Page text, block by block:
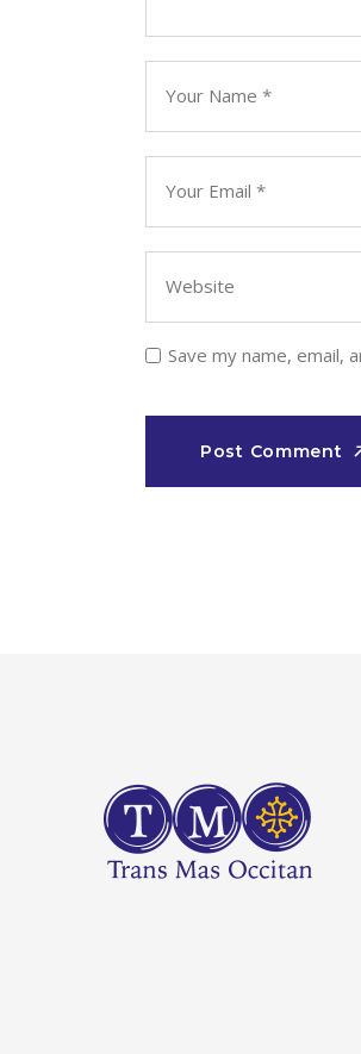
Save my name, email,
Post Comment